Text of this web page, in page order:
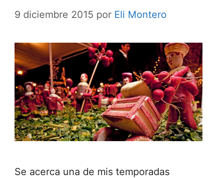
9 diciembre 2015 por Eli Montero
Se acerca una de mis temporadas